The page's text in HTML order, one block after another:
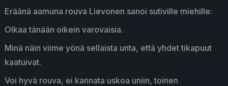
Eräänä aamuna rouva Lievonen sanoi sutiville miehille:
Olkaa tänään oikein varovaisia.
Minä näin viime yönä sellaista unta, että yhdet tikapuut
kaatuivat.
Voi hyvä rouva, ei kannata uskoa uniin, toinen